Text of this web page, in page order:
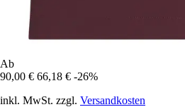
Ab
90,00 € 66,18 € -26%
inkl. MwSt. zzgl. Versandkosten